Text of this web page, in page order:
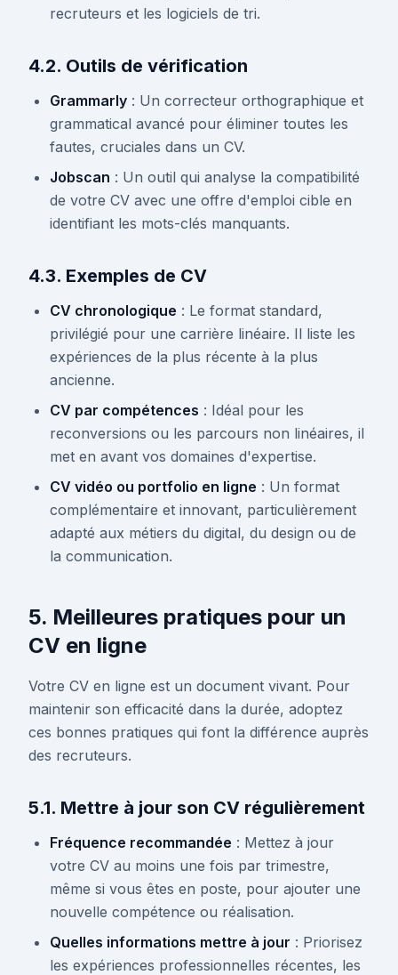
recruteurs et les logiciels de tri.
4.2. Outils de vérification
Grammarly : Un correcteur orthographique et
grammatical avancé pour éliminer toutes les
fautes, cruciales dans un CV.
Jobscan : Un outil qui analyse la compatibilité
de votre CV avec une offre d'emploi cible en
identifiant les mots-clés manquants.
4.3. Exemples de CV
CV chronologique : Le format standard,
privilégié pour une carrière linéaire. Il liste les
expériences de la plus récente à la plus
ancienne.
CV par compétences : Idéal pour les
reconversions ou les parcours non linéaires, il
met en avant vos domaines d'expertise.
CV vidéo ou portfolio en ligne : Un format
complémentaire et innovant, particulièrement
adapté aux métiers du digital, du design ou de
la communication.
5. Meilleures pratiques pour un
CV en ligne
Votre CV en ligne est un document vivant. Pour
maintenir son efficacité dans la durée, adoptez
ces bonnes pratiques qui font la différence auprès
des recruteurs.
5.1. Mettre à jour son CV régulièrement
Fréquence recommandée : Mettez à jour
votre CV au moins une fois par trimestre,
même si vous êtes en poste, pour ajouter une
nouvelle compétence ou réalisation.
Quelles informations mettre à jour : Priorisez
les expériences professionnelles récentes, les